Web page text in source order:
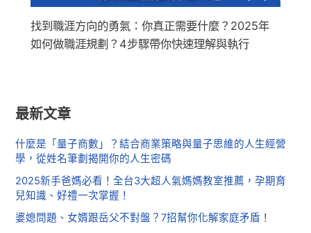
找到職涯方向的勇氣：你真正需要什麼？2025年
如何做職涯規劃？4步驟帶你快速理解與執行
最新文章
什麼是「量子商數」？結合商業策略與量子思維的人生經營
學，從姓名筆劃揭開你的人生密碼
2025新手爸媽必看！全台3大超人氣媽媽教室推薦，孕期育
兒知識、好禮一次掌握！
婆媳問題、女婿跟岳父不對盤？7招幫你化解家庭矛盾！